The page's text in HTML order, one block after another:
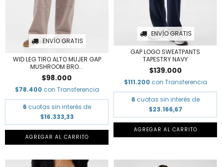
ENVÍO GRATIS
WID LEG TIRO ALTO MUJER GAP
MUSHROOM BRO...
$98.000
$78.400 con Transferencia
6 cuotas sin interés de
$16.333,33
AGREGAR AL CARRITO
ENVÍO GRATIS
GAP LOGO SWEATPANTS
TAPESTRY NAVY
$139.000
$111.200 con Transferencia
6 cuotas sin interés de
$23.166,67
AGREGAR AL CARRITO